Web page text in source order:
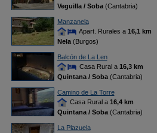
Veguilla / Soba(Cantabria)
Manzanela
Apart. Rurales a 16,1 km
Nela(Burgos)
Balcón de La Len
Casa Rural a 16,3 km
Quintana / Soba(Cantabria)
Camino de La Torre
Casa Rural a 16,4 km
Quintana / Soba(Cantabria)
La Plazuela